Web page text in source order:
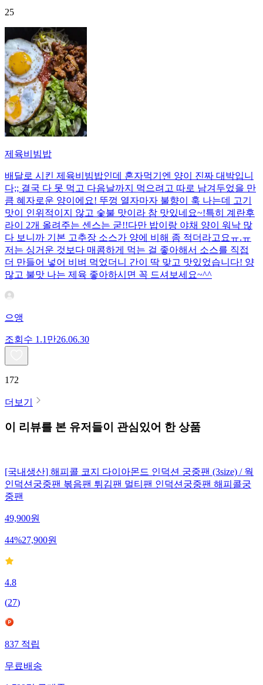
25
제육비빔밥
배달로 시킨 제육비빔밥인데 혼자먹기엔 양이 진짜 대박입니
다;; 결국 다 못 먹고 다음날까지 먹으려고 따로 남겨두었을 만
큼 혜자로운 양이에요! 뚜껑 열자마자 불향이 훅 나는데 고기
맛이 인위적이지 않고 숯불 맛이라 참 맛있네요~!특히 계란후
라이 2개 올려주는 센스는 굳!! ​다만 밥이랑 야채 양이 워낙 많
다 보니까 기본 고추장 소스가 양에 비해 좀 적더라고요ㅠ.ㅠ
저는 싱거운 것보다 매콤하게 먹는 걸 좋아해서 소스를 직접
더 만들어 넣어 비벼 먹었더니 간이 딱 맞고 맛있었습니다! 양
많고 불맛 나는 제육 좋아하시면 꼭 드셔보세요~^^
으앵
조회수 1.1만26.06.30
172
더보기
이 리뷰를 본 유저들이 관심있어 한 상품
[국내생산] 해피콜 코지 다이아몬드 인덕션 궁중팬 (3size) / 웍
인덕션궁중팬 볶음팬 튀김팬 멀티팬 인덕션궁중팬 해피콜궁
중팬
49,900원
44%27,900원
4.8
(27)
837 적립
무료배송